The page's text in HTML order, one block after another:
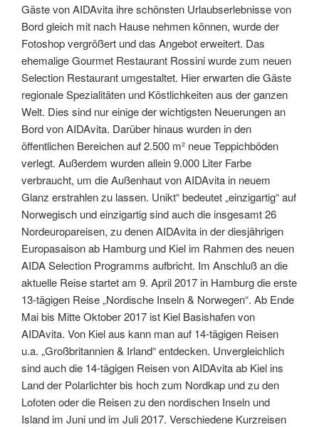
Gäste von AIDAvita ihre schönsten Urlaubserlebnisse von
Bord gleich mit nach Hause nehmen können, wurde der
Fotoshop vergrößert und das Angebot erweitert. Das
ehemalige Gourmet Restaurant Rossini wurde zum neuen
Selection Restaurant umgestaltet. Hier erwarten die Gäste
regionale Spezialitäten und Köstlichkeiten aus der ganzen
Welt. Dies sind nur einige der wichtigsten Neuerungen an
Bord von AIDAvita. Darüber hinaus wurden in den
öffentlichen Bereichen auf 2.500 m² neue Teppichböden
verlegt. Außerdem wurden allein 9.000 Liter Farbe
verbraucht, um die Außenhaut von AIDAvita in neuem
Glanz erstrahlen zu lassen. Unikt“ bedeutet „einzigartig“ auf
Norwegisch und einzigartig sind auch die insgesamt 26
Nordeuropareisen, zu denen AIDAvita in der diesjährigen
Europasaison ab Hamburg und Kiel im Rahmen des neuen
AIDA Selection Programms aufbricht. Im Anschluß an die
aktuelle Reise startet am 9. April 2017 in Hamburg die erste
13-tägigen Reise „Nordische Inseln & Norwegen“. Ab Ende
Mai bis Mitte Oktober 2017 ist Kiel Basishafen von
AIDAvita. Von Kiel aus kann man auf 14-tägigen Reisen
u.a. „Großbritannien & Irland“ entdecken. Unvergleichlich
sind auch die 14-tägigen Reisen von AIDAvita ab Kiel ins
Land der Polarlichter bis hoch zum Nordkap und zu den
Lofoten oder die Reisen zu den nordischen Inseln und
Island im Juni und im Juli 2017. Verschiedene Kurzreisen